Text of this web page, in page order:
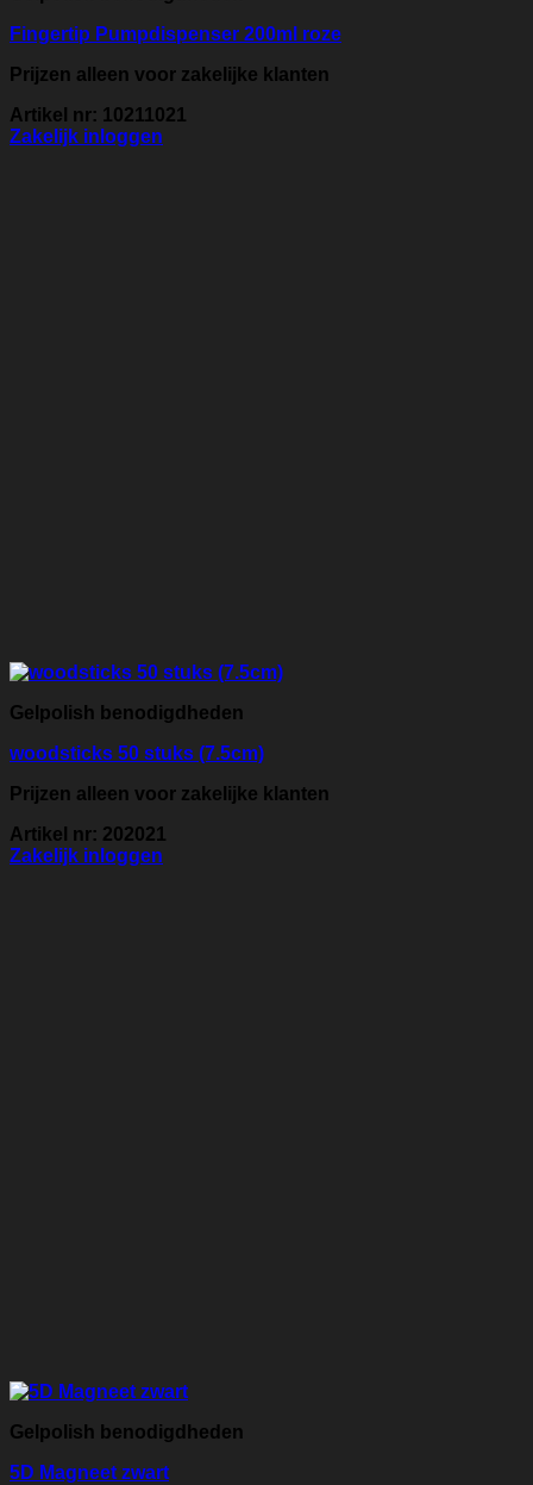
Fingertip Pumpdispenser 200ml roze
Prijzen alleen voor zakelijke klanten
Artikel nr: 10211021
Zakelijk inloggen
Gelpolish benodigdheden
woodsticks 50 stuks (7.5cm)
Prijzen alleen voor zakelijke klanten
Artikel nr: 202021
Zakelijk inloggen
Gelpolish benodigdheden
5D Magneet zwart